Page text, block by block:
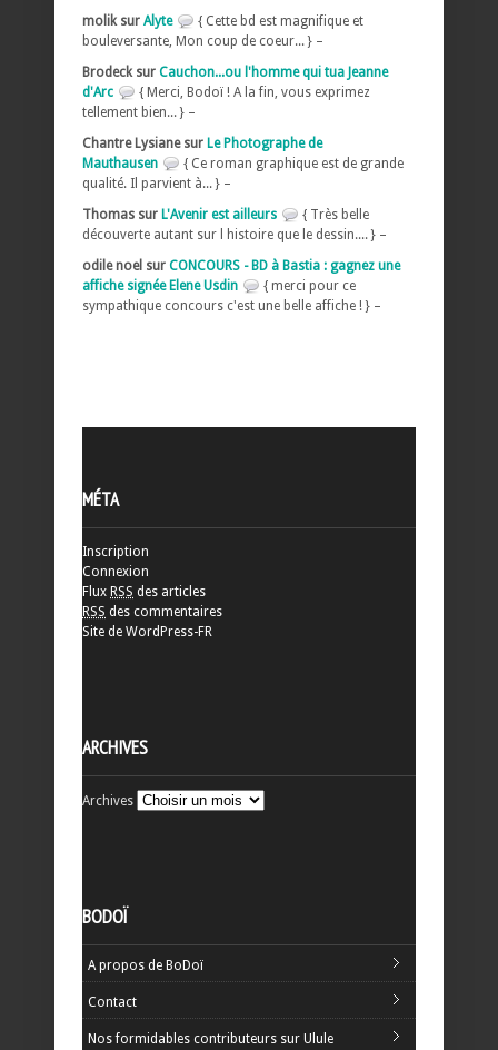
molik sur Alyte
{ Cette bd est magnifique et
bouleversante, Mon coup de coeur... } –
Brodeck sur Cauchon...ou l'homme qui tua Jeanne
d'Arc
{ Merci, Bodoï ! A la fin, vous exprimez
tellement bien... } –
Chantre Lysiane sur Le Photographe de
Mauthausen
{ Ce roman graphique est de grande
qualité. Il parvient à... } –
Thomas sur L'Avenir est ailleurs
{ Très belle
découverte autant sur l histoire que le dessin.... } –
odile noel sur CONCOURS - BD à Bastia : gagnez une
affiche signée Elene Usdin
{ merci pour ce
sympathique concours c'est une belle affiche ! } –
MÉTA
Inscription
Connexion
Flux RSS des articles
RSS des commentaires
Site de WordPress-FR
ARCHIVES
Archives
BODOÏ
A propos de BoDoï
Contact
Nos formidables contributeurs sur Ulule